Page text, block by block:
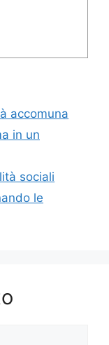
accomuna
in un
sociali
le